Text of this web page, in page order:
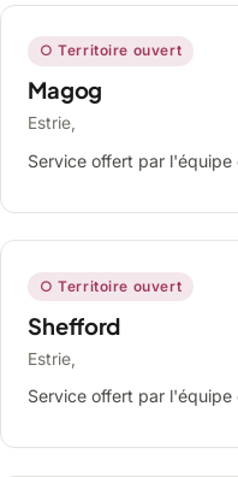
○ Territoire ouvert
Magog
Estrie,
Service offert par
○ Territoire ouvert
Shefford
Estrie,
Service offert par